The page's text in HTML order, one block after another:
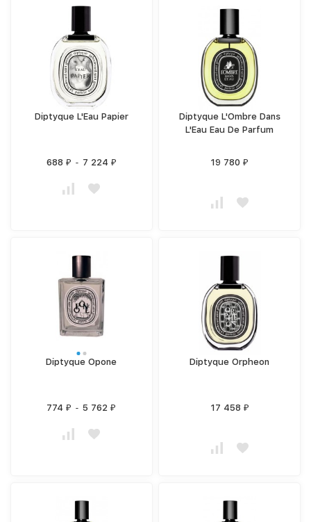
Diptyque L'Eau Papier
688 ₽ - 7 224 ₽
Diptyque L'Ombre Dans
L'Eau Eau De Parfum
19 780₽
Diptyque Opone
774₽ - 5 762₽
Diptyque Orpheon
17 458 ₽